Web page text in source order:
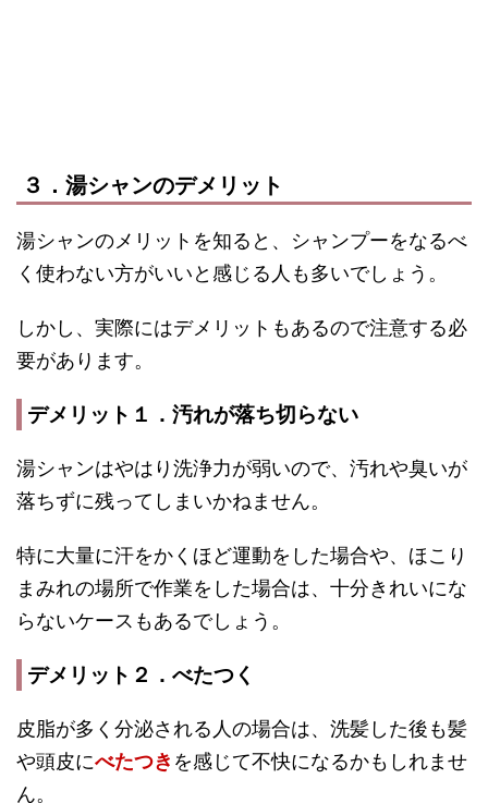
３．湯シャンのデメリット
湯シャンのメリットを知ると、シャンプーをなるべ
く使わない方がいいと感じる人も多いでしょう。
しかし、実際にはデメリットもあるので注意する必
要があります。
デメリット１．汚れが落ち切らない
湯シャンはやはり洗浄力が弱いので、汚れや臭いが
落ちずに残ってしまいかねません。
特に大量に汗をかくほど運動をした場合や、ほこり
まみれの場所で作業をした場合は、十分きれいにな
らないケースもあるでしょう。
デメリット２．べたつく
皮脂が多く分泌される人の場合は、洗髪した後も髪
や頭皮にべたつき を感じて不快になるかもしれませ
ん。